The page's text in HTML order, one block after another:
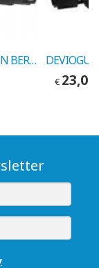
DEVIO TERGI CITROEN BERLINGO-JUMPY-SCUDO-EXPERT COD.VALEO 251273
€ 23,00